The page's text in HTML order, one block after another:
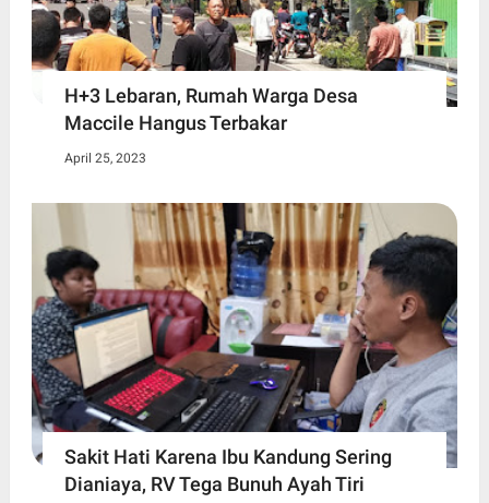
H+3 Lebaran, Rumah Warga Desa
Maccile Hangus Terbakar
April 25, 2023
Sakit Hati Karena Ibu Kandung Sering
Dianiaya, RV Tega Bunuh Ayah Tiri